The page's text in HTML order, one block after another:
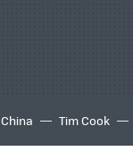
China Tim Cook